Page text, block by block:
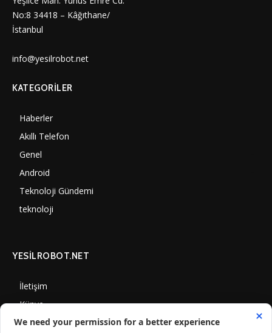
No:8 34418 – Kâğıthane/
İstanbul
info@yesilrobot.net
KATEGORILER
Haberler
Akıllı Telefon
Genel
Android
Teknoloji Gündemi
teknoloji
YESİLROBOT.NET
İletişim
Künye
Gizlilik Politikası